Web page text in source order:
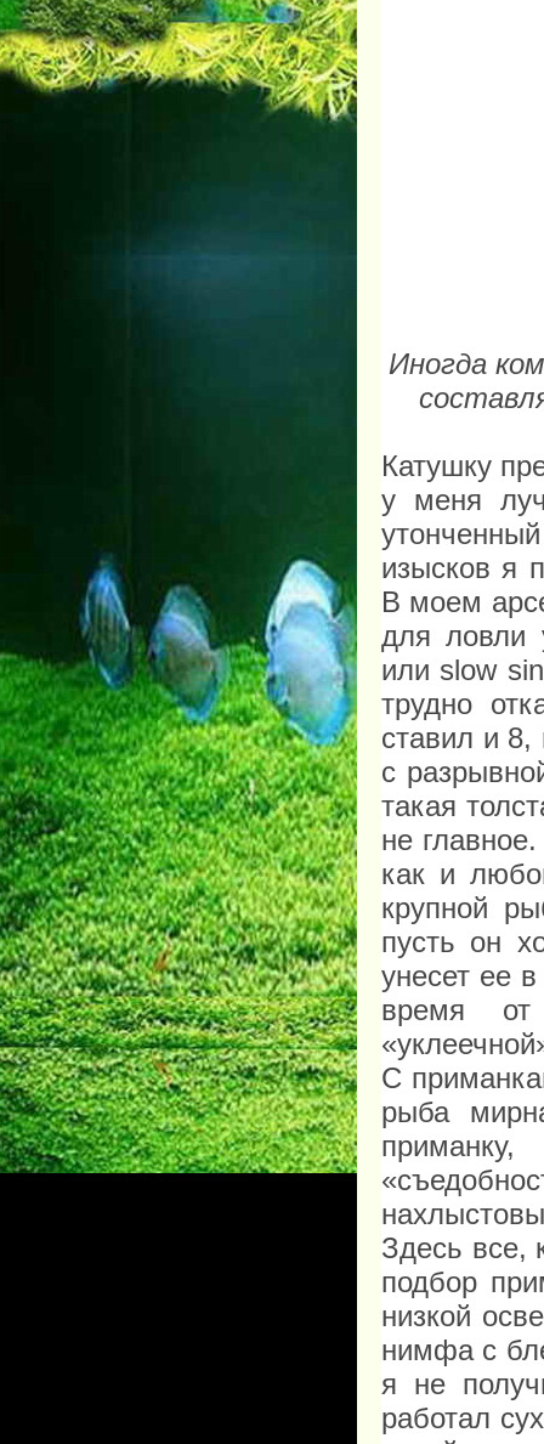
Иногда
Катушку
у меня
изысков я
В моем
для ловли
или slow
трудно
ставил и
с
такая
не
как и
крупной
пусть он
унесет ее
время от
С
рыба
Здесь все,
подбор
низкой
нимфа с
я не
работал